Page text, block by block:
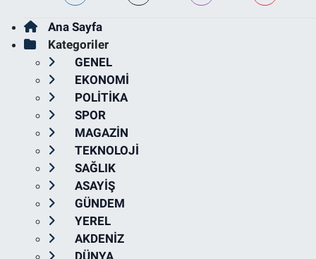
Ana Sayfa
Kategoriler
GENEL
EKONOMİ
POLİTİKA
SPOR
MAGAZİN
TEKNOLOJİ
SAĞLIK
ASAYİŞ
GÜNDEM
YEREL
AKDENİZ
DÜNYA